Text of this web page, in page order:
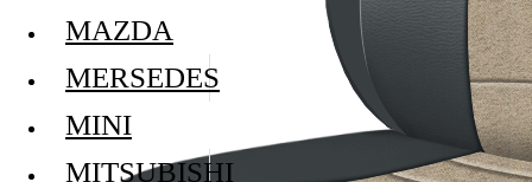
MAZDA
MERSEDES
MINI
MITSUBISHI